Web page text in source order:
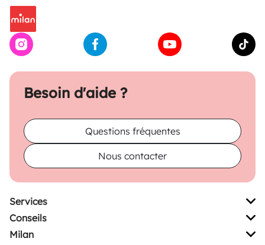
Besoin d'aide ?
Questions fréquentes
Nous contacter
Services
Conseils
Milan